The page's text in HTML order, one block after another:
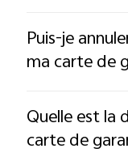
Puis-je
ma carte de
Quelle est la
carte de